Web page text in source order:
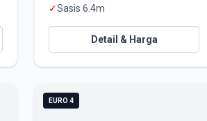
✓Sasis 6.4m
Detail & Harga
EURO 4